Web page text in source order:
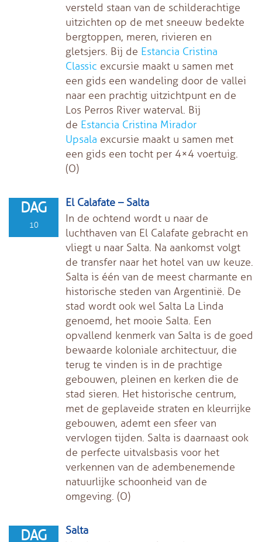
versteld staan van de schilderachtige
uitzichten op de met sneeuw bedekte
bergtoppen, meren, rivieren en
gletsjers. Bij de Estancia Cristina
Classic excursie maakt u samen met
een gids een wandeling door de vallei
naar een prachtig uitzichtpunt en de
Los Perros River waterval. Bij
de Estancia Cristina Mirador
Upsala excursie maakt u samen met
een gids een tocht per 4×4 voertuig.
(O)
DAG
10
El Calafate – Salta
In de ochtend wordt u naar de
luchthaven van El Calafate gebracht en
vliegt u naar Salta. Na aankomst volgt
de transfer naar het hotel van uw keuze.
Salta is één van de meest charmante en
historische steden van Argentinië. De
stad wordt ook wel Salta La Linda
genoemd, het mooie Salta. Een
opvallend kenmerk van Salta is de goed
bewaarde koloniale architectuur, die
terug te vinden is in de prachtige
gebouwen, pleinen en kerken die de
stad sieren. Het historische centrum,
met de geplaveide straten en kleurrijke
gebouwen, ademt een sfeer van
vervlogen tijden. Salta is daarnaast ook
de perfecte uitvalsbasis voor het
verkennen van de adembenemende
natuurlijke schoonheid van de
omgeving. (O)
DAG
Salta